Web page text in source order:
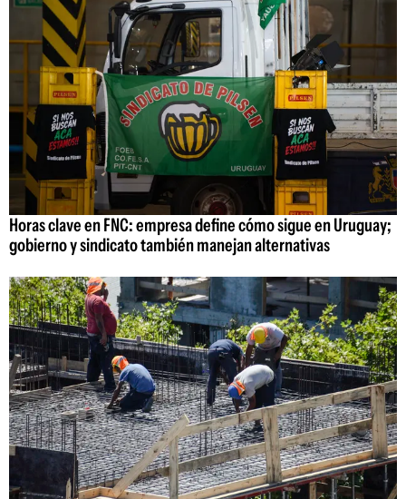
Horas clave en FNC: empresa define cómo sigue en Uruguay;
gobierno y sindicato también manejan alternativas